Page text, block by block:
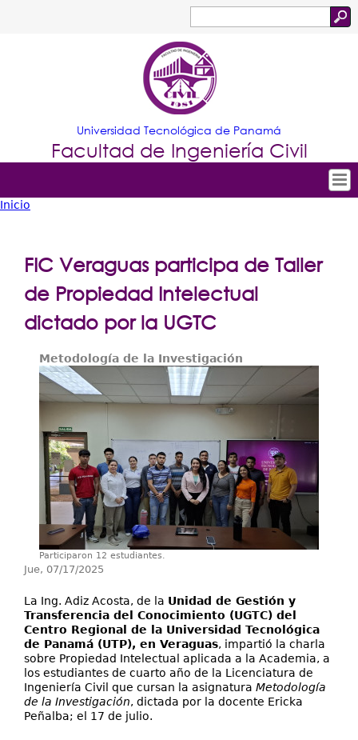
Jump to navigation
de
búsqueda
Universidad Tecnológica de Panamá
Facultad de Ingeniería Civil
Tropical
Principal
Ofertas Académicas
Secretarías
Departamentos
Investigación
Servicios
está
Inicio
FIC Veraguas participa de Taller
de Propiedad Intelectual
dictado por la UGTC
Metodología de la Investigación
Participaron 12 estudiantes.
Jue, 07/17/2025
La Ing. Adiz Acosta, de la Unidad de Gestión y
Transferencia del Conocimiento (UGTC) del
Centro Regional de la Universidad Tecnológica
de Panamá (UTP), en Veraguas, impartió la charla
sobre Propiedad Intelectual aplicada a la Academia, a
los estudiantes de cuarto año de la Licenciatura de
Ingeniería Civil que cursan la asignatura Metodología
de la Investigación, dictada por la docente Ericka
Peñalba; el 17 de julio.